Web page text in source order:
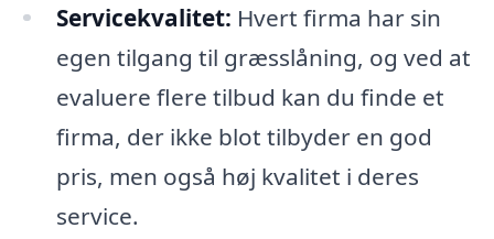
Servicekvalitet: Hvert firma har sin
egen tilgang til græsslåning, og ved at
evaluere flere tilbud kan du finde et
firma, der ikke blot tilbyder en god
pris, men også høj kvalitet i deres
service.